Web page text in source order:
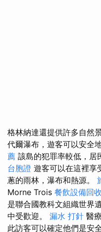
格林納達還提供許多自然
代爾瀑布，遊客可以安全
薦 該島的犯罪率較低，居
台胞證 遊客可以在這裡享
蔥的雨林，瀑布和熱源。
Morne Trois 餐飲設備回
是聯合國教科文組織世界
中受歡迎。 漏水 打針 醫
此訪客可以確定他們是安